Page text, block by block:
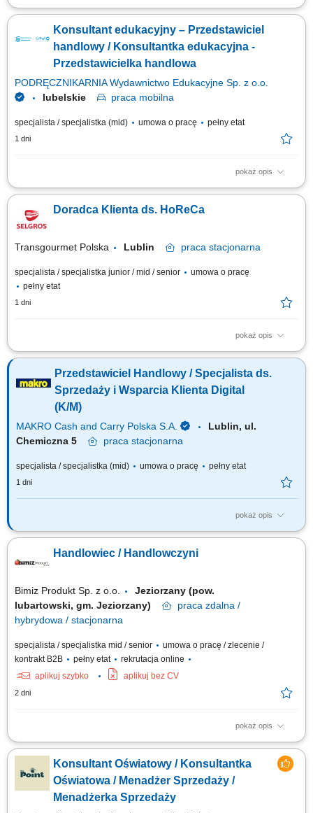
Opis stanowiska: Kontaktowanie się z klientami z przypisanego portfolio
Analizowanie i opracowywanie strategii zarządzania i dosprzedaży kont
klientów; Rozwiązywanie problemów i doradzanie klientom w celu
zapewnienia...
Konsultant edukacyjny – Przedstawiciel
handlowy / Konsultantka edukacyjna -
Przedstawicielka handlowa
PODRĘCZNIKARNIA Wydawnictwo Edukacyjne Sp. z o.o.
lubelskie
praca mobilna
specjalista / specjalistka (mid) umowa o pracę pełny etat
1 dni
pokaż opis
Twoje zadania aktywne pozyskiwanie nowych klientów i rozwijanie relacji
sprzedażowych u klientów, sprzedaż pakietów edukacyjnych, pomocy
dydaktycznych, zabawek, elektroniki i wybranych usług, przygotowywanie
Doradca Klienta ds. HoReCa
Transgourmet Polska Lublin praca stacjonarna
specjalista / specjalistka junior / mid / senior
umowa o pracę
pełny etat
1 dni
pokaż opis
Twój zakres obowiązków pozyskiwanie klientów gastronomicznych, a
sprzedażowych, profesjonalna obsługa klientów, mająca cechy
partnerstwa biznesowego, budowanie długotrwałych relacji z klientami,
prezentacja oferty firmy zgodna ze standardami.
Przedstawiciel Handlowy / Specjalista ds.
Sprzedaży i Wsparcia Klienta Digital
(K/M)
MAKRO Cash and Carry Polska S.A.
Lublin, ul.
Chemiczna 5
praca stacjonarna
specjalista / specjalistka (mid) umowa o pracę pełny etat
1 dni
pokaż opis
Twój zakres obowiązków: Aktywny kontakt z klientami sektora HoReCa
rozwój ich biznesu, ze szczególnym naciskiem na rozwiązania
zwiększające efektywność sprzedaży online (strony internetowe, systemy
Handlowiec / Handlowczyni
Bimiz Produkt Sp. z o.o.
Jeziorzany (pow.
lubartowski, gm. Jeziorzany)
praca zdalna /
hybrydowa / stacjonarna
specjalista / specjalistka mid / senior
umowa o pracę / zlecenie /
kontrakt B2B
pełny etat
rekrutacja online
aplikuj szybko
aplikuj bez CV
2 dni
pokaż opis
aktywna sprzedaż B2B oraz rozwój współpracy z obecnymi klientami,
pozyskiwanie nowych kontrahentów na rynku krajowym i zagranicznym,
obsługa pełnego procesu sprzedażowego i nadzór nad realizacją
zamówień, dbanie o wysoką jakość obsługi klientów przed i po sprzedaży,
prowadzenie...
Konsultant Oświatowy / Konsultantka
Oświatowa / Menadżer Sprzedaży /
Menadżerka Sprzedaży